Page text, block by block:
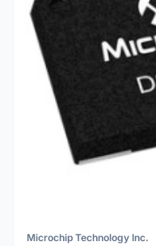
Microchip Technology Inc.